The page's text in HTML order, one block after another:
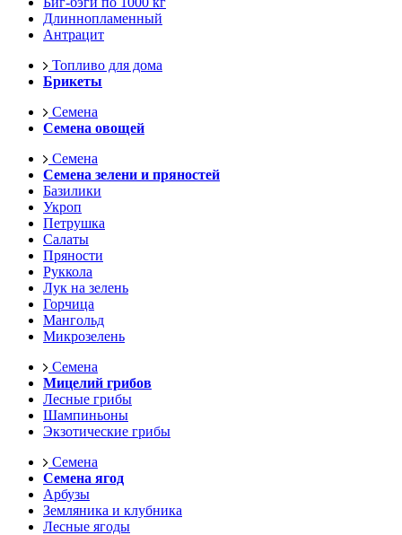
Длиннопламенный
Антрацит
Топливо для дома
Брикеты
Семена
Семена овощей
Семена
Семена зелени и пряностей
Базилики
Укроп
Петрушка
Салаты
Пряности
Руккола
Лук на зелень
Горчица
Мангольд
Микрозелень
Семена
Мицелий грибов
Лесные грибы
Шампиньоны
Экзотические грибы
Семена
Семена ягод
Арбузы
Земляника и клубника
Лесные ягоды